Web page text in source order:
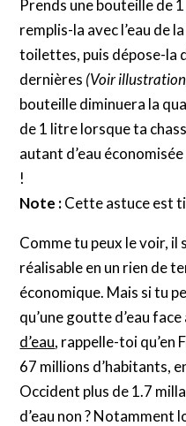
Prends une bouteille de
remplis-la avec l’eau de
toilettes, puis dépose-la
dernières (Voir
bouteille diminuera la
de 1 litre lorsque ta
autant d’eau
!
Note :Cette astuce est
Comme tu peux le voir, il
réalisable en un rien de
économique. Mais si tu
qu’une goutte d’eau face
d’eau, rappelle-toi qu’en
67 millions d’habitants,
Occident plus de 1.7
d’eau non ? Notamment